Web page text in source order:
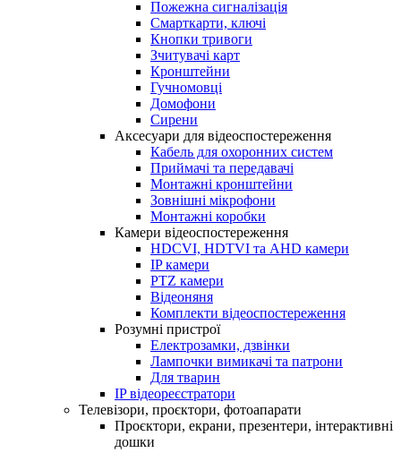
Пожежна сигналізація
Смарткарти, ключі
Кнопки тривоги
Зчитувачі карт
Кронштейни
Гучномовці
Домофони
Сирени
Аксесуари для відеоспостереження
Кабель для охоронних систем
Приймачі та передавачі
Монтажні кронштейни
Зовнішні мікрофони
Монтажні коробки
Камери відеоспостереження
HDCVI, HDTVI та AHD камери
IP камери
PTZ камери
Відеоняня
Комплекти відеоспостереження
Розумні пристрої
Електрозамки, дзвінки
Лампочки вимикачі та патрони
Для тварин
IP відеореєстратори
Телевізори, проєктори, фотоапарати
Проєктори, екрани, презентери, інтерактивні
дошки